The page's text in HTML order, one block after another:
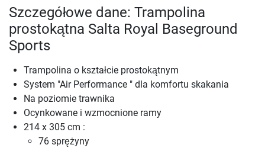
Szczegółowe dane: Trampolina
prostokątna Salta Royal Baseground
Sports
Trampolina o kształcie prostokątnym
System "Air Performance " dla komfortu skakania
Na poziomie trawnika
Ocynkowane i wzmocnione ramy
214 x 305 cm :
76 sprężyny